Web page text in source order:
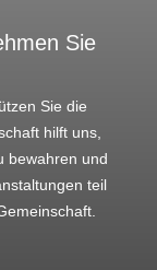
Sie
Sie die
hilft uns,
bewahren und
teil